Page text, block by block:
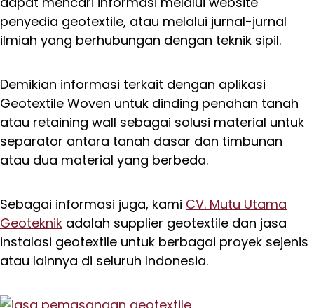
penyedia geotextile, atau melalui jurnal-jurnal
ilmiah yang berhubungan dengan teknik sipil.
Demikian informasi terkait dengan aplikasi
Geotextile Woven untuk dinding penahan tanah
atau retaining wall sebagai solusi material untuk
separator antara tanah dasar dan timbunan
atau dua material yang berbeda.
Sebagai informasi juga, kami CV. Mutu Utama
Geoteknik adalah supplier geotextile dan jasa
instalasi geotextile untuk berbagai proyek sejenis
atau lainnya di seluruh Indonesia.